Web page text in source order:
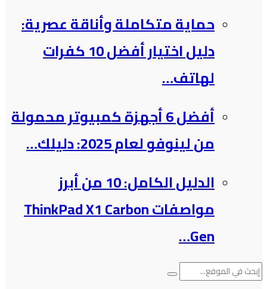
حماية متكاملة وأناقة عصرية:
دليل اختيار أفضل 10 كفرات
لهاتف…
أفضل 6 أجهزة كمبيوتر محمولة
من لينوفو لعام 2025: دليلك…
الدليل الكامل: 10 من أبرز
مواصفات ThinkPad X1 Carbon
Gen…